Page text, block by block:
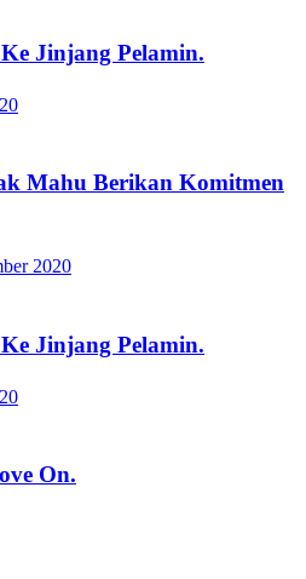
Jinjang Pelamin.
Mahu Berikan Komitmen
2020
Jinjang Pelamin.
On.